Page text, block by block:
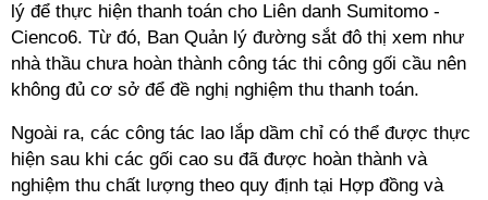
lý để thực hiện thanh toán cho Liên danh Sumitomo -
Cienco6. Từ đó, Ban Quản lý đường sắt đô thị xem như
nhà thầu chưa hoàn thành công tác thi công gối cầu nên
không đủ cơ sở để đề nghị nghiệm thu thanh toán.
Ngoài ra, các công tác lao lắp dầm chỉ có thể được thực
hiện sau khi các gối cao su đã được hoàn thành và
nghiệm thu chất lượng theo quy định tại Hợp đồng và